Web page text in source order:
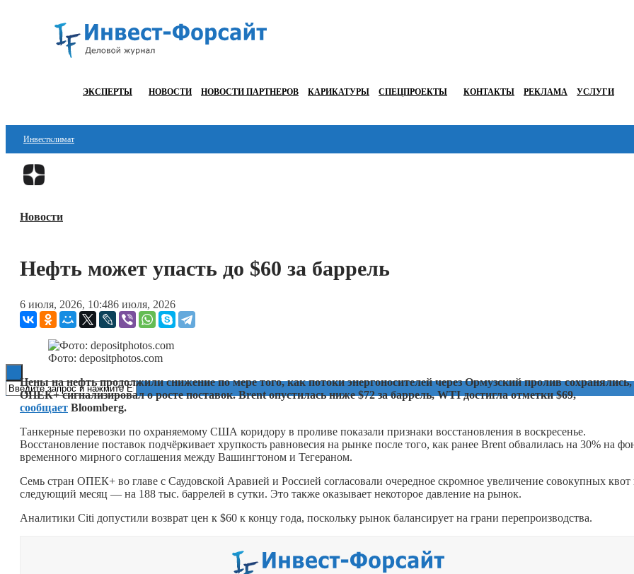
ЭКСПЕРТЫ НОВОСТИ НОВОСТИ ПАРТНЕРОВ КАРИКАТУРЫ СПЕЦПРОЕКТЫ КОНТАКТЫ РЕКЛАМА УСЛУГИ
Инвестклимат
Финансы
Блокчейн
Технологии
ESG
Новости
Нефть может упасть до $60 за баррель
6 июля, 2026, 10:486 июля, 2026
Фото: depositphotos.com
Цены на нефть продолжили снижение по мере того, как потоки энергоносителей через Ормузский пролив сохранялись,
ОПЕК+ сигнализировал о росте поставок. Brent опустилась ниже $72 за баррель, WTI достигла отметки $69,
сообщает Bloomberg.
Танкерные перевозки по охраняемому США коридору в проливе показали признаки восстановления в воскресенье.
Восстановление поставок подчёркивает хрупкость равновесия на рынке после того, как ранее Brent обвалилась на 30% на
временного мирного соглашения между Вашингтоном и Тегераном.
Семь стран ОПЕК+ во главе с Саудовской Аравией и Россией согласовали очередное скромное увеличение совокупных квот
следующий месяц — на 188 тыс. баррелей в сутки. Это также оказывает некоторое давление на рынок.
Аналитики Citi допустили возврат цен к $60 к концу года, поскольку рынок балансирует на грани перепроизводства.